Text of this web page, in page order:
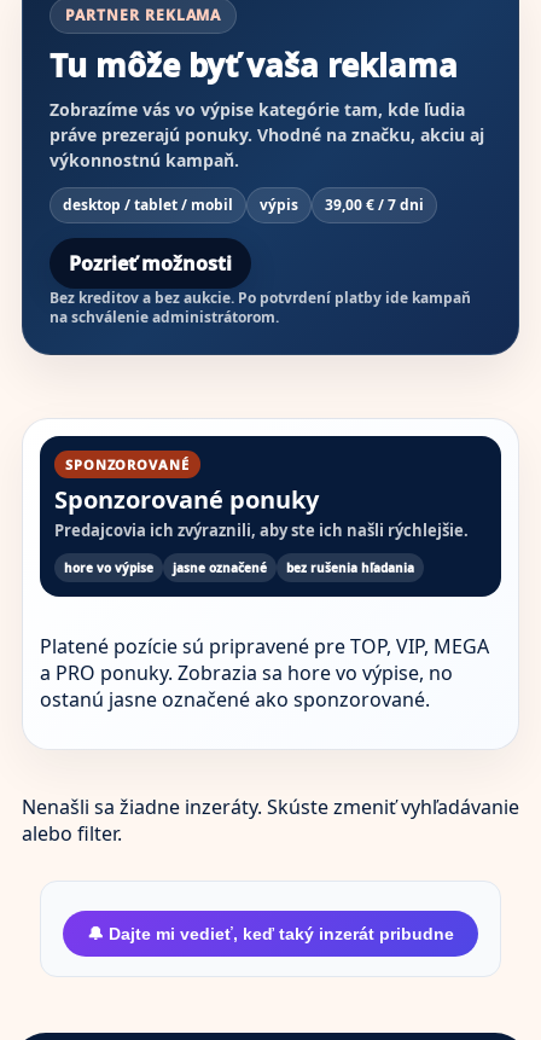
PARTNER REKLAMA
Tu môže byť vaša reklama
Zobrazíme vás vo výpise kategórie tam, kde ľudia
práve prezerajú ponuky. Vhodné na značku, akciu aj
výkonnostnú kampaň.
desktop / tablet / mobil výpis 39,00 € / 7 dni
Pozrieť možnosti
Bez kreditov a bez aukcie. Po potvrdení platby ide kampaň
na schválenie administrátorom.
SPONZOROVANÉ
Sponzorované ponuky
Predajcovia ich zvýraznili, aby ste ich našli rýchlejšie.
hore vo výpise jasne označené bez rušenia hľadania
Platené pozície sú pripravené pre TOP, VIP, MEGA
a PRO ponuky. Zobrazia sa hore vo výpise, no
ostanú jasne označené ako sponzorované.
Nenašli sa žiadne inzeráty. Skúste zmeniť vyhľadávanie
alebo filter.
🔔 Dajte mi vedieť, keď taký inzerát pribudne